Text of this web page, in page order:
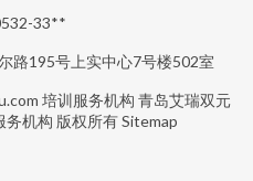
33**
路195号上实中心7号楼502室
培训服务机构 青岛艾瑞双元
务机构 版权所有Sitemap